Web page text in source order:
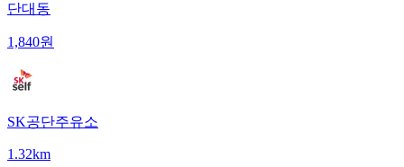
단대동
1,840원
SK공단주유소
1.32km